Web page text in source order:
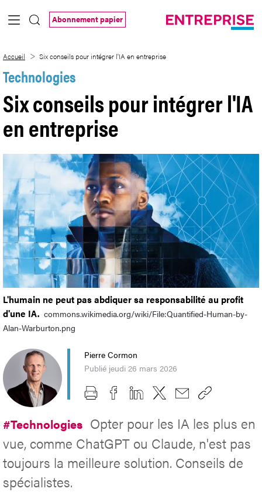
Saut au contenu principal
Abonnement papier
Accueil Six conseils pour intégrer l'IA en entreprise
Technologies
Six conseils pour intégrer l'IA
en entreprise
L'humain ne peut pas abdiquer sa responsabilité au profit
d'une IA. commons.wikimedia.org/wiki/File:Quantified-Human-by-
Alan-Warburton.png
Pierre Cormon
Publié jeudi 26 mars 2026
#Technologies Opter pour les IA les plus en
vue, comme ChatGPT ou Claude, n'est pas
toujours la meilleure solution. Conseils de
spécialistes.